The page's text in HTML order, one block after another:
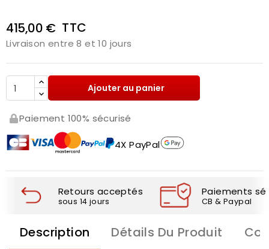
415,00 € TTC
Livraison entre 8 et 10 jours
Ajouter au panier
Paiement 100% sécurisé
4X PayPal
Retours acceptés
sous 14 jours
Paiements
CB & Paypal
Description Détails Du Produit